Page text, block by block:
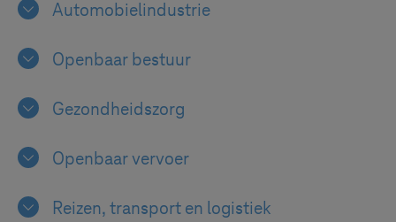
Automobielindustrie
Openbaar bestuur
Gezondheidszorg
Openbaar vervoer
Reizen, transport en logistiek